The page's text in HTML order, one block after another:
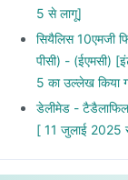
5 से लागू]
सियैलिस 10एमजी
पीसी) - (ईएमसी)
5 का उल्लेख किया
डेलीमेड -
[ 11 जुलाई 2025